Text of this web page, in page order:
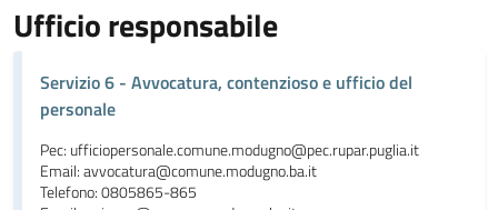
Ufficio responsabile
Servizio 6 - Avvocatura, contenzioso e ufficio del
personale
Pec: ufficiopersonale.comune.modugno@pec.rupar.puglia.it
Email: avvocatura@comune.modugno.ba.it
Telefono: 0805865-865